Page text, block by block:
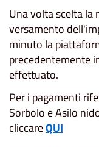
Una volta scelta la
versamento
minuto la
precedentemente
effettuato.
Per i pagamenti
Sorbolo e Asilo
cliccareQUI